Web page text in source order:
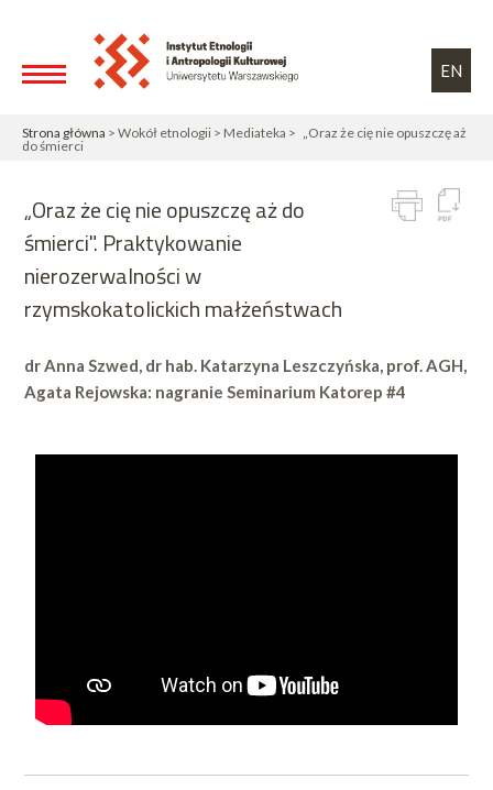
EN
Strona główna > Wokół etnologii > Mediateka > „Oraz że cię nie opuszczę aż
do śmierci
„Oraz że cię nie opuszczę aż do
śmierci". Praktykowanie
nierozerwalności w
rzymskokatolickich małżeństwach
dr Anna Szwed, dr hab. Katarzyna Leszczyńska, prof. AGH,
Agata Rejowska: nagranie Seminarium Katorep #4